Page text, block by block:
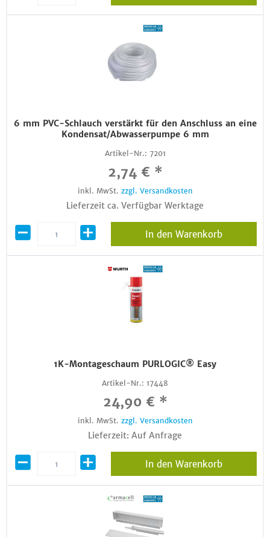
6 mm PVC-Schlauch verstärkt für den Anschluss an eine
Kondensat/Abwasserpumpe 6 mm
Artikel-Nr.: 7201
2,74 € *
inkl. MwSt. zzgl. Versandkosten
Lieferzeit ca. Verfügbar Werktage
In den Warenkorb
1K-Montageschaum PURLOGIC® Easy
Artikel-Nr.: 17448
24,90 € *
inkl. MwSt. zzgl. Versandkosten
Lieferzeit: Auf Anfrage
In den Warenkorb